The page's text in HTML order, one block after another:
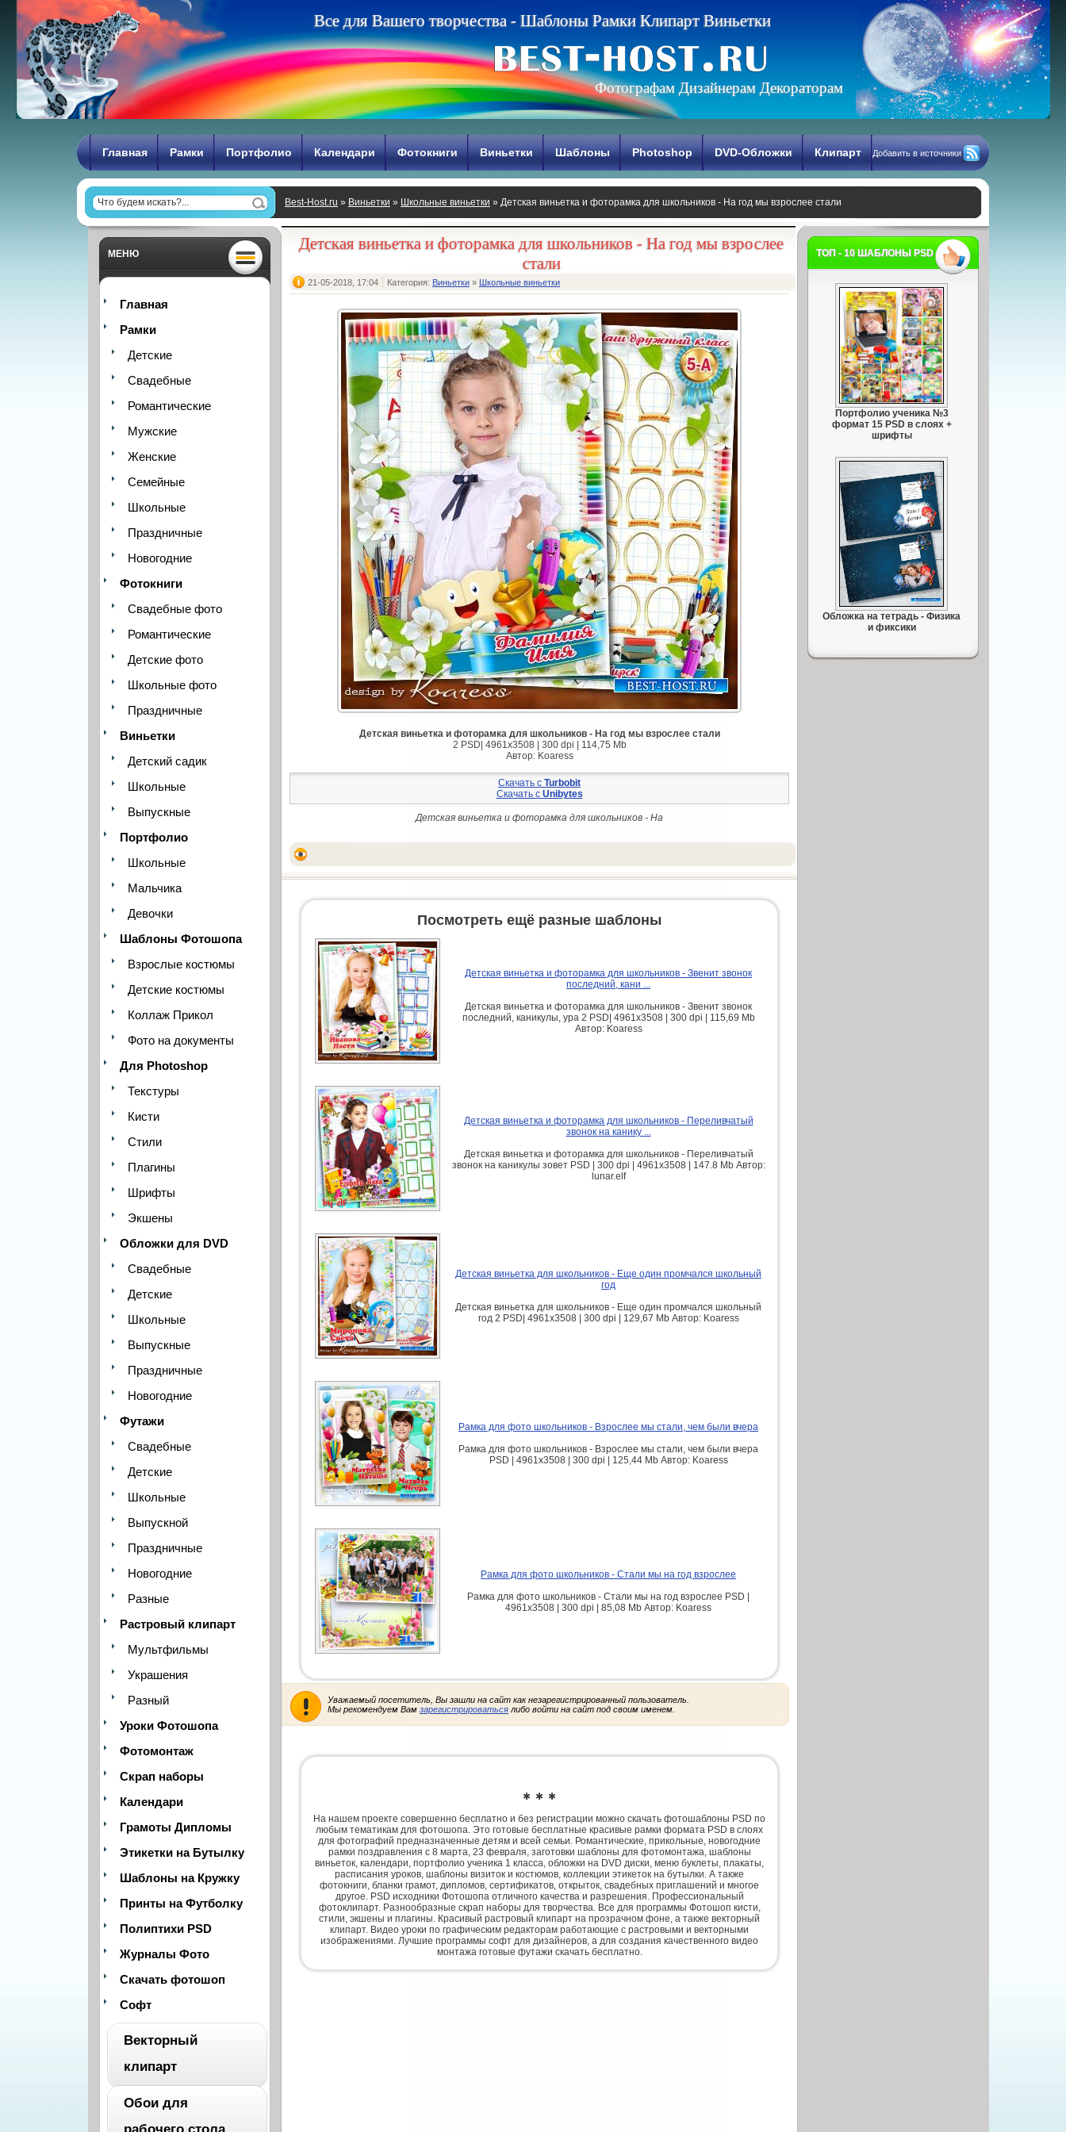
Все для Вашего творчества - Шаблоны Рамки Клипарт Виньетки
Фотографам Дизайнерам Декораторам
Главная Рамки Портфолио Календари Фотокниги Виньетки Шаблоны Photoshop DVD-Обложки Клипарт Добавить в источники
Best-Host.ru » Виньетки » Школьные виньетки » Детская виньетка и фоторамка для школьников - На год мы взрослее стали
МЕНЮ
Главная
Рамки
Детские
Свадебные
Романтические
Мужские
Женские
Семейные
Школьные
Праздничные
Новогодние
Фотокниги
Свадебные фото
Романтические
Детские фото
Школьные фото
Праздничные
Виньетки
Детский садик
Школьные
Выпускные
Портфолио
Школьные
Мальчика
Девочки
Шаблоны Фотошопа
Взрослые костюмы
Детские костюмы
Коллаж Прикол
Фото на документы
Для Photoshop
Текстуры
Кисти
Стили
Плагины
Шрифты
Экшены
Обложки для DVD
Свадебные
Детские
Школьные
Выпускные
Праздничные
Новогодние
Футажи
Свадебные
Детские
Школьные
Выпускной
Праздничные
Новогодние
Разные
Растровый клипарт
Мультфильмы
Украшения
Разный
Уроки Фотошопа
Фотомонтаж
Скрап наборы
Календари
Грамоты Дипломы
Этикетки на Бутылку
Шаблоны на Кружку
Принты на Футболку
Полиптихи PSD
Журналы Фото
Скачать фотошоп
Софт
Векторный
клипарт
Обои для
Детская виньетка и фоторамка для школьников - На год мы взрослее
стали
21-05-2018, 17:04 Категория: Виньетки » Школьные виньетки
Детская виньетка и фоторамка для школьников - На год мы взрослее стали
2 PSD| 4961x3508 | 300 dpi | 114,75 Mb
Автор: Koaress
Скачать с Turbobit
Скачать с Unibytes
Детская виньетка и фоторамка для школьников - На
Посмотреть ещё разные шаблоны
Детская виньетка и фоторамка для школьников - Звенит звонок
последний, кани ...
Детская виньетка и фоторамка для школьников - Звенит звонок
последний, каникулы, ура 2 PSD| 4961x3508 | 300 dpi | 115,69 Mb
Автор: Koaress
Детская виньетка и фоторамка для школьников - Переливчатый
звонок на канику ...
Детская виньетка и фоторамка для школьников - Переливчатый
звонок на каникулы зовет PSD | 300 dpi | 4961x3508 | 147.8 Мb Автор:
lunar.elf
Детская виньетка для школьников - Еще один промчался школьный
год
Детская виньетка для школьников - Еще один промчался школьный
год 2 PSD| 4961x3508 | 300 dpi | 129,67 Mb Автор: Koaress
Рамка для фото школьников - Взрослее мы стали, чем были вчера
Рамка для фото школьников - Взрослее мы стали, чем были вчера
PSD | 4961x3508 | 300 dpi | 125,44 Mb Автор: Koaress
Рамка для фото школьников - Стали мы на год взрослее
Рамка для фото школьников - Стали мы на год взрослее PSD |
4961x3508 | 300 dpi | 85,08 Mb Автор: Koaress
Уважаемый посетитель, Вы зашли на сайт как незарегистрированный пользователь.
Мы рекомендуем Вам зарегистрироваться либо войти на сайт под своим именем.
✱ ✱ ✱
На нашем проекте совершенно бесплатно и без регистрации можно скачать фотошаблоны PSD по
любым тематикам для фотошопа. Это готовые бесплатные красивые рамки формата PSD в слоях
для фотографий предназначенные детям и всей семьи. Романтические, прикольные, новогодние
рамки поздравления с 8 марта, 23 февраля, заготовки шаблоны для фотомонтажа, шаблоны
виньеток, календари, портфолио ученика 1 класса, обложки на DVD диски, меню буклеты, плакаты,
расписания уроков, шаблоны визиток и костюмов, коллекции этикеток на бутылки. А также
фотокниги, бланки грамот, дипломов, сертификатов, открыток, свадебных приглашений и многое
другое. PSD исходники Фотошопа отличного качества и разрешения. Профессиональный
фотоклипарт. Разнообразные скрап наборы для творчества. Все для программы Фотошоп кисти,
стили, экшены и плагины. Красивый растровый клипарт на прозрачном фоне, а также векторный
клипарт. Видео уроки по графическим редакторам работающие с растровыми и векторными
изображениями. Лучшие программы софт для дизайнеров, а для создания качественного видео
монтажа готовые футажи скачать бесплатно.
ТОП - 10 ШАБЛОНЫ PSD
Портфолио ученика №3
формат 15 PSD в слоях +
шрифты
Обложка на тетрадь - Физика
и фиксики